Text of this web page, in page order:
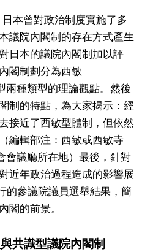
本曾對政治制度實施了多
議院內閣制的存在方式產生
日本的議院內閣制加以評
閣制劃分為西敏
兩種類型的理論觀點。然後
制的特點，為大家揭示：經
接近了西敏型體制，但依然
編輯部注：西敏或西敏寺
會議廳所在地）最後，針對
近年政治過程造成的影響展
的參議院議員選舉結果，簡
閣的前景。
共識型議院內閣制